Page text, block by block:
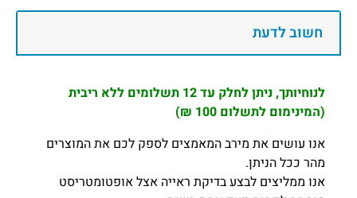
חשוב לדעת
לנוחיותך, ניתן לחלק עד 12 תשלומים ללא ריבית
(המינימום לתשלום 100 ₪)
אנו עושים את מירב המאמצים לספק לכם את המוצרים
מהר ככל הניתן.
אנו ממליצים לבצע בדיקת ראייה אצל אופטומטריסט